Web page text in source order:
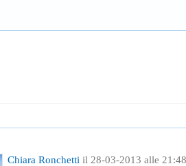
Chiara Ronchetti il 28-03-2013 alle 21:48